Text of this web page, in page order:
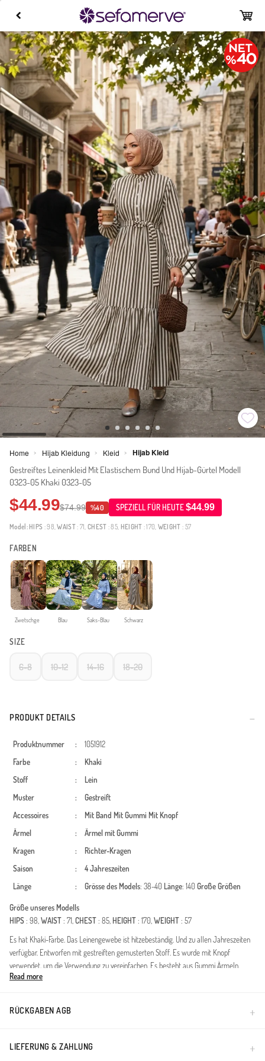
Home > Hijab Kleidung > Kleid > Hijab Kleid
Gestreiftes Leinenkleid Mit Elastischem Bund Und Hijab-Gürtel Modell
0323-05 Khaki 0323-05
$44.99$74.99 %40 SPEZIELL FÜR HEUTE$44.99
Model: HIPS : 98,WAIST: 71,CHEST : 85, HEIGHT : 170, WEIGHT : 57
FARBEN
Zwetschge Blau Saks-Blau Schwarz
SIZE
6-8 10-12 14-16 18-20
PRODUKT DETAILS
Produktnummer :
1051912
Farbe
:
Khaki
Stoff
:
Lein
Muster
:
Gestreift
Accessoires
: Mit Band Mit Gummi Mit Knopf
Ärmel
:
Ärmel mit Gummi
Kragen
:
Richter-Kragen
Saison
:
4 Jahreszeiten
Länge
: Grösse des Models: 38-40 Länge: 140Große Größen
Größe unseres Modells
HIPS: 98,WAIST: 71,CHEST: 85, HEIGHT: 170,WEIGHT: 57
Es hat Khaki-Farbe. Das Leinengewebe ist hitzebeständig. Und zu allen Jahreszeiten
verfügbar. Entworfen mit gestreiften gemusterten Stoff. Es wurde mit Knopf
verwendet, um die Verwendung zu vereinfachen. Es besteht aus Gummi Ärmeln.
Hergestellt als Richter-Kragen. Es ist für vier Jahreszeiten geeignet. Große Größen
Dieses exklusiv entworfene Kleid vereint Eleganz mit Komfort und kombiniert
Die natürliche Textur der Leinenfasern ist besonders hautfreundlich und verspricht den
Read more
RÜCKGABEN AGB
LIEFERUNG & ZAHLUNG